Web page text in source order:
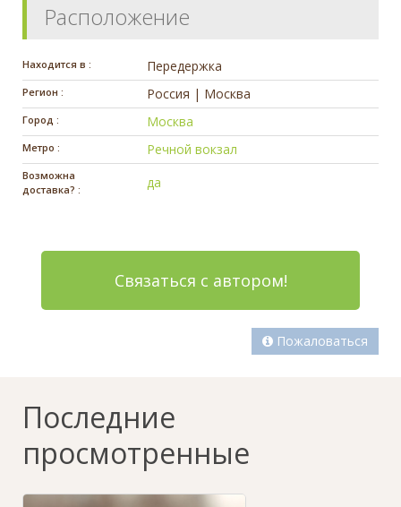
Расположение
Находится в : Передержка
Регион : Россия | Москва
Город : Москва
Метро : Речной вокзал
Возможна
доставка? :
да
Связаться с автором!
Пожаловаться
Последние
просмотренные